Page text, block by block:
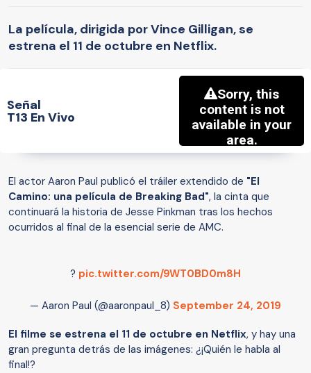
La película, dirigida por Vince Gilligan, se
estrena el 11 de octubre en Netflix.
Señal
T13 En Vivo
El actor Aaron Paul publicó el tráiler extendido de "El
Camino: una película de Breaking Bad", la cinta que
continuará la historia de Jesse Pinkman tras los hechos
ocurridos al final de la esencial serie de AMC.
? pic.twitter.com/9WT0BD0m8H
— Aaron Paul (@aaronpaul_8) September 24, 2019
El filme se estrena el 11 de octubre en Netflix, y hay una
gran pregunta detrás de las imágenes: ¿¡Quién le habla al
final!?